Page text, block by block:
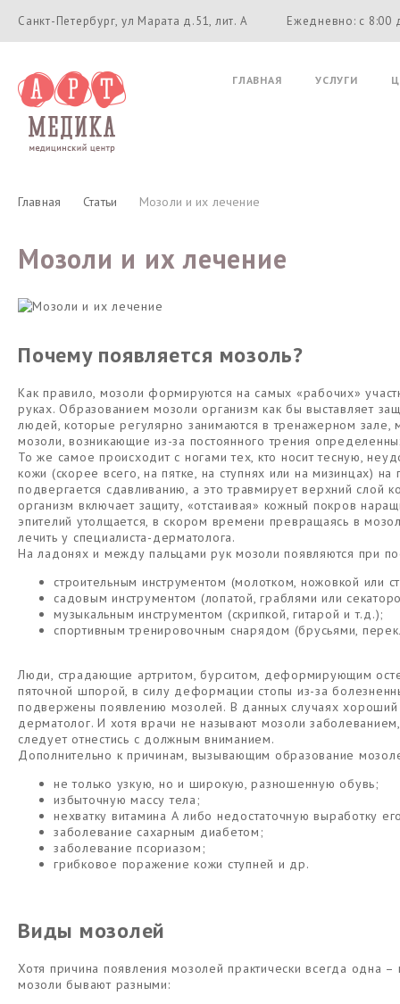
Санкт-Петербург, ул Марата д.51, лит. А Ежедневно: с 8:00
ГЛАВНАЯ УСЛУГИ
Главная Статьи Мозоли и их лечение
Мозоли и их лечение
Почему появляется мозоль?
Как правило, мозоли формируются на самых «рабочих»
руках. Образованием мозоли организм как бы выставляет
людей, которые регулярно занимаются в тренажерном зале,
мозоли, возникающие из-за постоянного трения
То же самое происходит с ногами тех, кто носит тесную,
кожи (скорее всего, на пятке, на ступнях или на мизинцах)
подвергается сдавливанию, а это травмирует верхний слой
организм включает защиту, «отстаивая» кожный покров
эпителий утолщается, в скором времени превращаясь в
лечить у специалиста-дерматолога.
На ладонях и между пальцами рук мозоли появляются при
строительным инструментом (молотком, ножовкой или
садовым инструментом (лопатой, граблями или
музыкальным инструментом (скрипкой, гитарой и т.д.);
спортивным тренировочным снарядом (брусьями,
Люди, страдающие артритом, бурситом, деформирующим
пяточной шпорой, в силу деформации стопы из-за
подвержены появлению мозолей. В данных случаях хороший
дерматолог. И хотя врачи не называют мозоли
следует отнестись с должным вниманием.
Дополнительно к причинам, вызывающим образование
не только узкую, но и широкую, разношенную обувь;
избыточную массу тела;
нехватку витамина А либо недостаточную выработку
заболевание сахарным диабетом;
заболевание псориазом;
грибковое поражение кожи ступней и др.
Виды мозолей
Хотя причина появления мозолей практически всегда одна
мозоли бывают разными: